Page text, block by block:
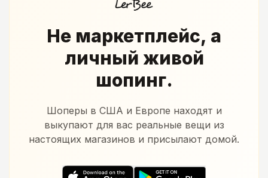
Не маркетплейс, а
личный живой
шопинг.
Шоперы в США и Европе находят и
выкупают для вас реальные вещи из
настоящих магазинов и присылают домой.